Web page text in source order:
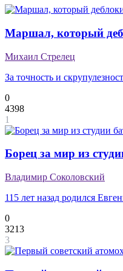
Маршал, который
Михаил Стрелец
За точность и
0
4398
1
Борец за мир из
Владимир Соколовский
115 лет назад родился
0
3213
3